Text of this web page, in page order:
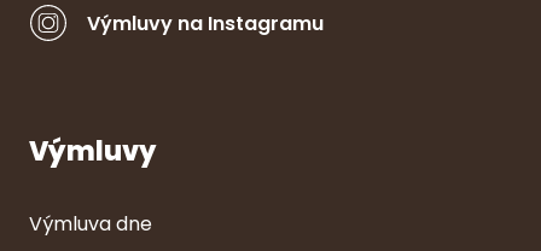
Výmluvy na Instagramu
Výmluvy
Výmluva dne